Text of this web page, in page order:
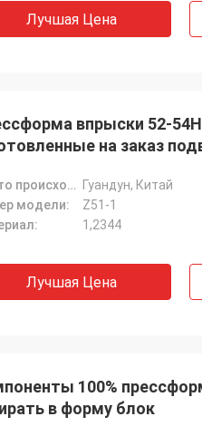
Лучшая Цена
впрыски 52-
на заказ
Место происхождения:
Гуандун, Китай
модели:
Z51-1
1,2344
Лучшая Цена
100%
в форму блок